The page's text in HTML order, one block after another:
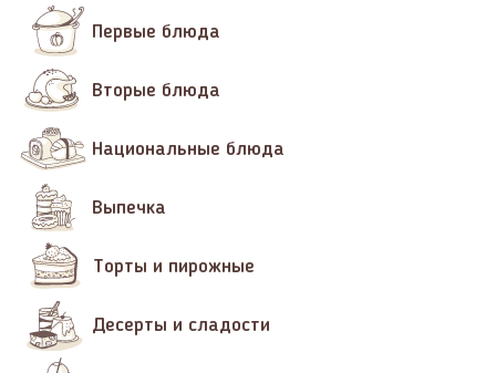
Первые блюда
Вторые блюда
Национальные блюда
Выпечка
Торты и пирожные
Десерты и сладости